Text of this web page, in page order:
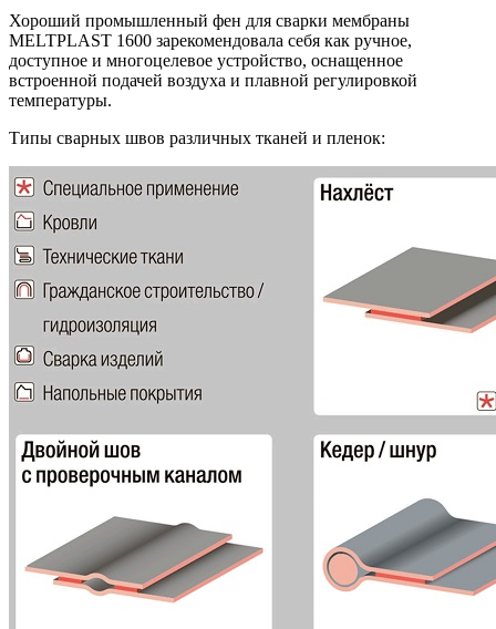
Хороший промышленный фен для сварки мембраны
MELTPLAST 1600 зарекомендовала себя как ручное,
доступное и многоцелевое устройство, оснащенное
встроенной подачей воздуха и плавной регулировкой
температуры.
Типы сварных швов различных тканей и пленок: